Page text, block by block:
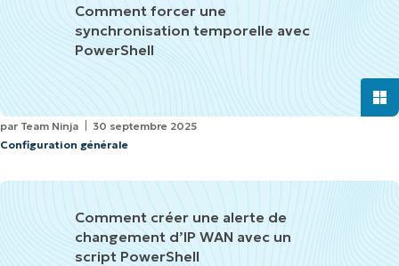
Comment forcer une
synchronisation temporelle avec
PowerShell
par Team Ninja
30 septembre 2025
Configuration générale
Comment créer une alerte de
changement d’IP WAN avec un
script PowerShell